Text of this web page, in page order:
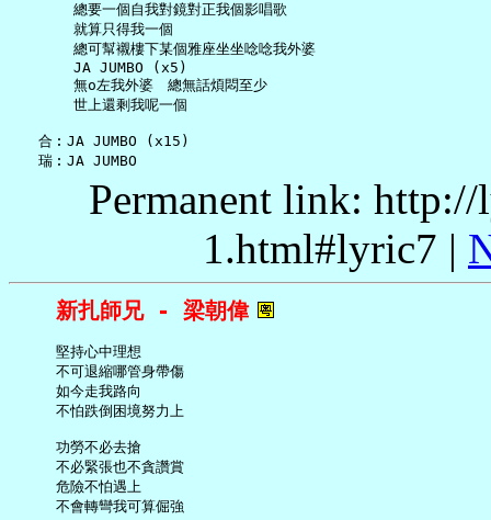
       總要一個自我對鏡對正我個影唱歌
       就算只得我一個
       總可幫襯樓下某個雅座坐坐唸唸我外婆
       JA JUMBO (x5)
       無o左我外婆　總無話煩悶至少
       世上還剩我呢一個
   合︰JA JUMBO (x15)
Permanent link:
1.html#lyric7 |
新扎師兄 - 梁朝偉
     堅持心中理想
     不可退縮哪管身帶傷
     如今走我路向
     不怕跌倒困境努力上
     功勞不必去搶
     不必緊張也不貪讚賞
     危險不怕遇上
     不會轉彎我可算倔強